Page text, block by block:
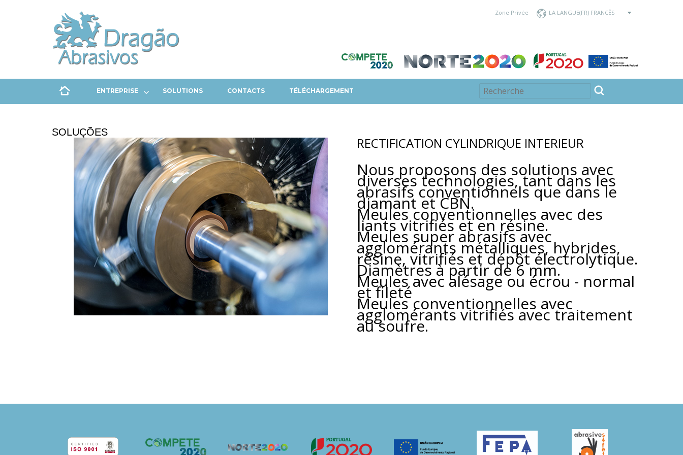
Zone Privée LA LANGUE
ENTREPRISE SOLUTIONS CONTACTS TÉLÉCHARGEMENT
SOLUÇÕES
RECTIFICATION CYLINDRIQUE INTERIEUR
Nous proposons des solutions avec
diverses technologies, tant dans les
abrasifs conventionnels que dans le
diamant et CBN.
Meules conventionnelles avec des
liants vitrifiés et en résine.
Meules super abrasifs avec
agglomérants métalliques, hybrides,
résine, vitrifiés et dépôt électrolytique.
Diamètres à partir de 6 mm.
Meules avec alésage ou écrou - normal
et fileté
Meules conventionnelles avec
agglomérants vitrifiés avec traitement
au soufre.